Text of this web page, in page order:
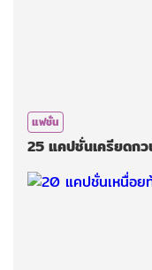
แฟชั่น
25 แคปชั่นเครียดก